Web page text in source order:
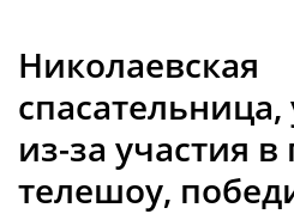
Николаевская
из-за участия
телешоу,